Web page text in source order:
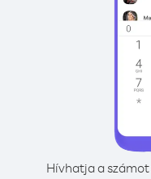
Hívhatja a